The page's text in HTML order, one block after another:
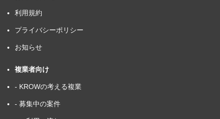
利用規約
プライバシーポリシー
お知らせ
複業者向け
- KROWの考える複業
- 募集中の案件